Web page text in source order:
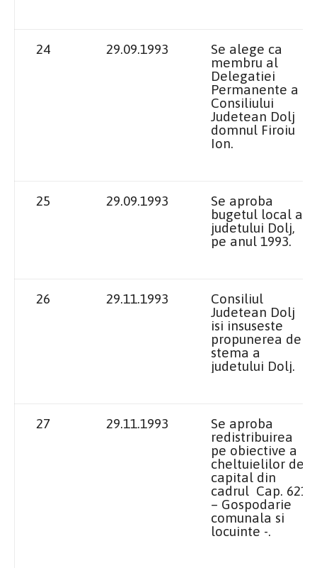
24 29.09.1993
Se alege ca
membru al
Delegatiei
Permanente a
Consiliului
Judetean Dolj
domnul Firoiu
Ion.
25 29.09.1993
Se aproba
bugetul local al
judetului Dolj,
pe anul 1993.
26 29.11.1993
Consiliul
Judetean Dolj
isi insuseste
propunerea de
stema a
judetului Dolj.
27 29.11.1993
Se aproba
redistribuirea
pe obiective a
cheltuielilor de
capital din
cadrul Cap. 621
– Gospodarie
comunala si
locuinte -.